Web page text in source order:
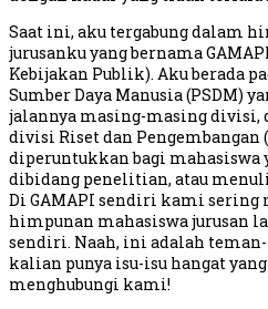
Saat ini, aku tergabung dalam
jurusanku yang bernama
Kebijakan Publik). Aku berada
Sumber Daya Manusia (PSDM)
jalannya masing-masing divisi,
divisi Riset dan Pengembangan
diperuntukkan bagi
dibidang penelitian, atau
Di GAMAPI sendiri kami
himpunan mahasiswa jurusan
sendiri. Naah, ini adalah
kalian punya isu-isu hangat
menghubungi kami!